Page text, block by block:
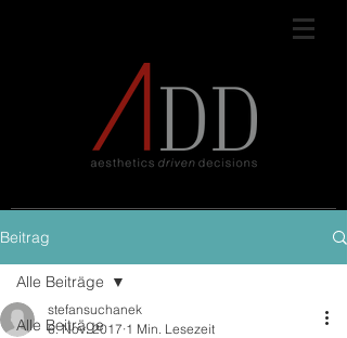
Beitrag
Alle Beiträge
Alle Beiträge
stefansuchanek
6. Nov. 2017 1 Min. Lesezeit